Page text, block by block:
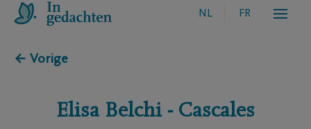
NL FR
← Vorige
Elisa Belchi - Cascales